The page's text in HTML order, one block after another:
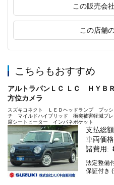
この販売会
この店舗
こちらもおすすめ
アルトラパンＬＣ ＬＣ ＨＹ
方位カメラ
スズキコネクト ＬＥＤヘッドランプ プッ
チ マイルドハイブリッド 衝突被害軽減ブ
席シートヒーター インパネポケット
支払総
車両価
諸費用:
法定整備
保証付き